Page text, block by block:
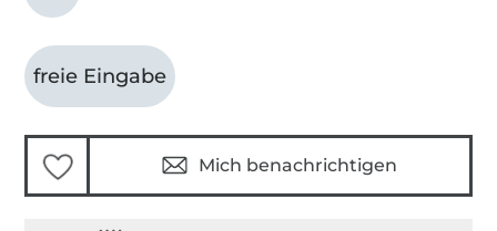
freie Eingabe
Mich benachrichtigen